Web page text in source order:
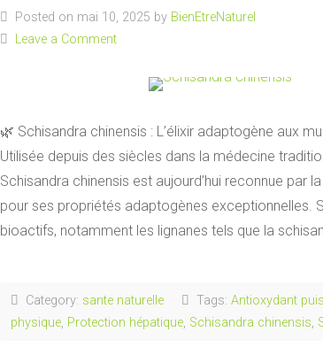
Posted on mai 10, 2025 by BienEtreNaturel
Leave a Comment
🌿 Schisandra chinensis : L’élixir adaptogène aux
Utilisée depuis des siècles dans la médecine
Schisandra chinensis est aujourd’hui reconnue par
pour ses propriétés adaptogènes exceptionnelles.
bioactifs, notamment les lignanes tels que la
Category: sante naturelle Tags: Antioxydant
physique, Protection hépatique, Schisandra chinensis,